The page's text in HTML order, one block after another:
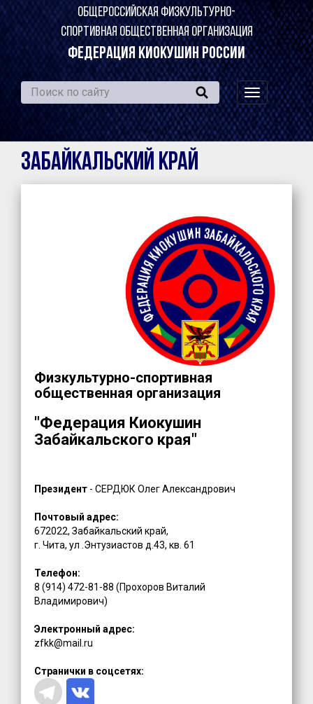
ОБЩЕРОССИЙСКАЯ ФИЗКУЛЬТУРНО-
СПОРТИВНАЯ ОБЩЕСТВЕННАЯ ОРГАНИЗАЦИЯ
ФЕДЕРАЦИЯ КИОКУШИН РОССИИ
навигация
по
сайту
Забайкальский край
Физкультурно-спортивная
общественная организация
"Федерация Киокушин
Забайкальского края"
Президент - СЕРДЮК Олег Александрович
Почтовый адрес:
672022, Забайкальский край,
г. Чита, ул .Энтузиастов д.43, кв. 61
Телефон:
8 (914) 472-81-88 (Прохоров Виталий
Владимирович)
Электронный адрес:
zfkk@mail.ru
Странички в соцсетях: